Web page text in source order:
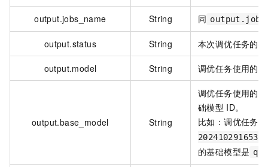
output.jobs_name String 同
output.status String 本次调优任务的
output.model String 调优任务使用的
output.base_model String
调优任务使用的
础模型 ID。
比如：调优任务
202410291653-
的基础模型是